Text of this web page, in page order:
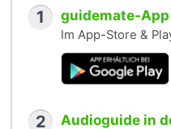
1 guidemate-
Im App-Store &
2 Audioguide in